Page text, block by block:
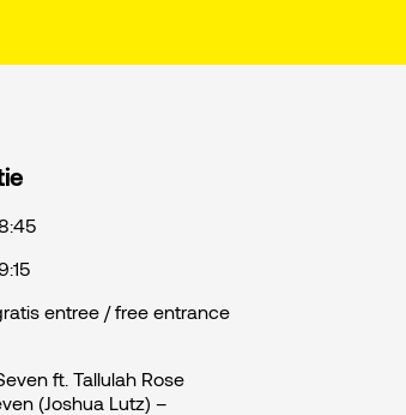
entree / free entrance
ft. Tallulah Rose
(Joshua Lutz) –